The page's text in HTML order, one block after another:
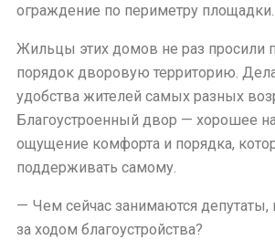
ограждение по периметру площадки.
Жильцы этих домов не раз просили
порядок дворовую территорию.
удобства жителей самых разных
Благоустроенный двор — хорошее
ощущение комфорта и порядка,
поддерживать самому.
— Чем сейчас занимаются депутаты,
за ходом благоустройства?